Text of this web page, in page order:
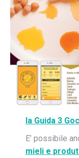
la Guida 3
E’ possibile
mieli e